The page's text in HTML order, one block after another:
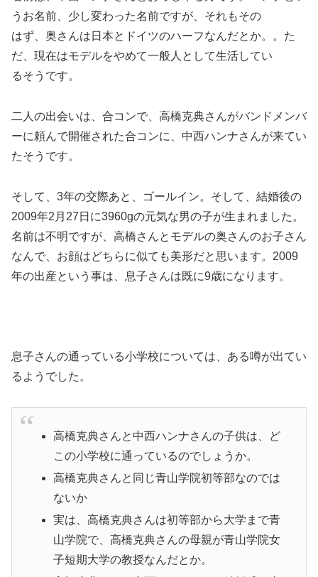
うお名前、少し変わった名前ですが、それもその
はず、奥さんは日本とドイツのハーフなんだとか。。た
だ、現在はモデルをやめて一般人として生活してい
るそうです。
二人の出会いは、合コンで、高橋克典さんがバンドメンバ
ーに頼んで開催された合コンに、中西ハンナさんが来てい
たそうです。
そして、3年の交際あと、ゴールイン。そして、結婚後の
2009年2月27日に3960gの元気な男の子が生まれました。
名前は不明ですが、高橋さんとモデルの奥さんのお子さん
なんで、お顔はどちらに似ても美形だと思います。2009
年の出産という事は、息子さんは既に9歳になります。
息子さんの通っている小学校については、ある噂が出てい
るようでした。
高橋克典さんと中西ハンナさんの子供は、ど
この小学校に通っているのでしょうか。
高橋克典さんと同じ青山学院初等部なのでは
ないか
実は、高橋克典さんは初等部から大学まで青
山学院で、高橋克典さんの母親が青山学院女
子短期大学の教授なんだとか。